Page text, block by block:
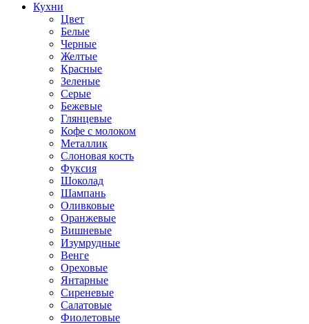
Кухни
Цвет
Белые
Черные
Желтые
Красные
Зеленые
Серые
Бежевые
Глянцевые
Кофе с молоком
Металлик
Слоновая кость
Фуксия
Шоколад
Шампань
Оливковые
Оранжевые
Вишневые
Изумрудные
Венге
Ореховые
Янтарные
Сиреневые
Салатовые
Фиолетовые